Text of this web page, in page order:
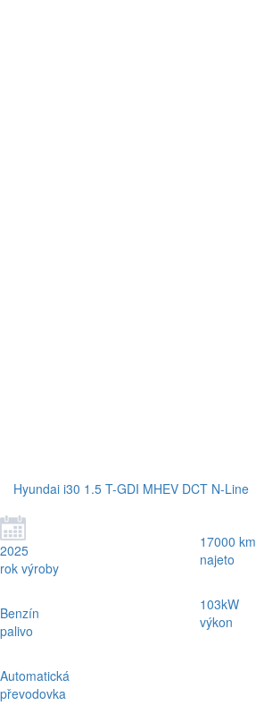
Hyundai i30 1.5 T-GDI MHEV DCT N-Line
2025
rok výroby
Benzín
palivo
Automatická
převodovka
17000 km
najeto
103kW
výkon